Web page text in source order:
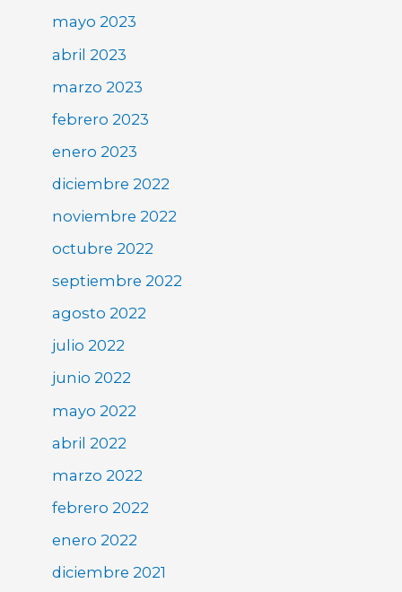
mayo 2023
abril 2023
marzo 2023
febrero 2023
enero 2023
diciembre 2022
noviembre 2022
octubre 2022
septiembre 2022
agosto 2022
julio 2022
junio 2022
mayo 2022
abril 2022
marzo 2022
febrero 2022
enero 2022
diciembre 2021